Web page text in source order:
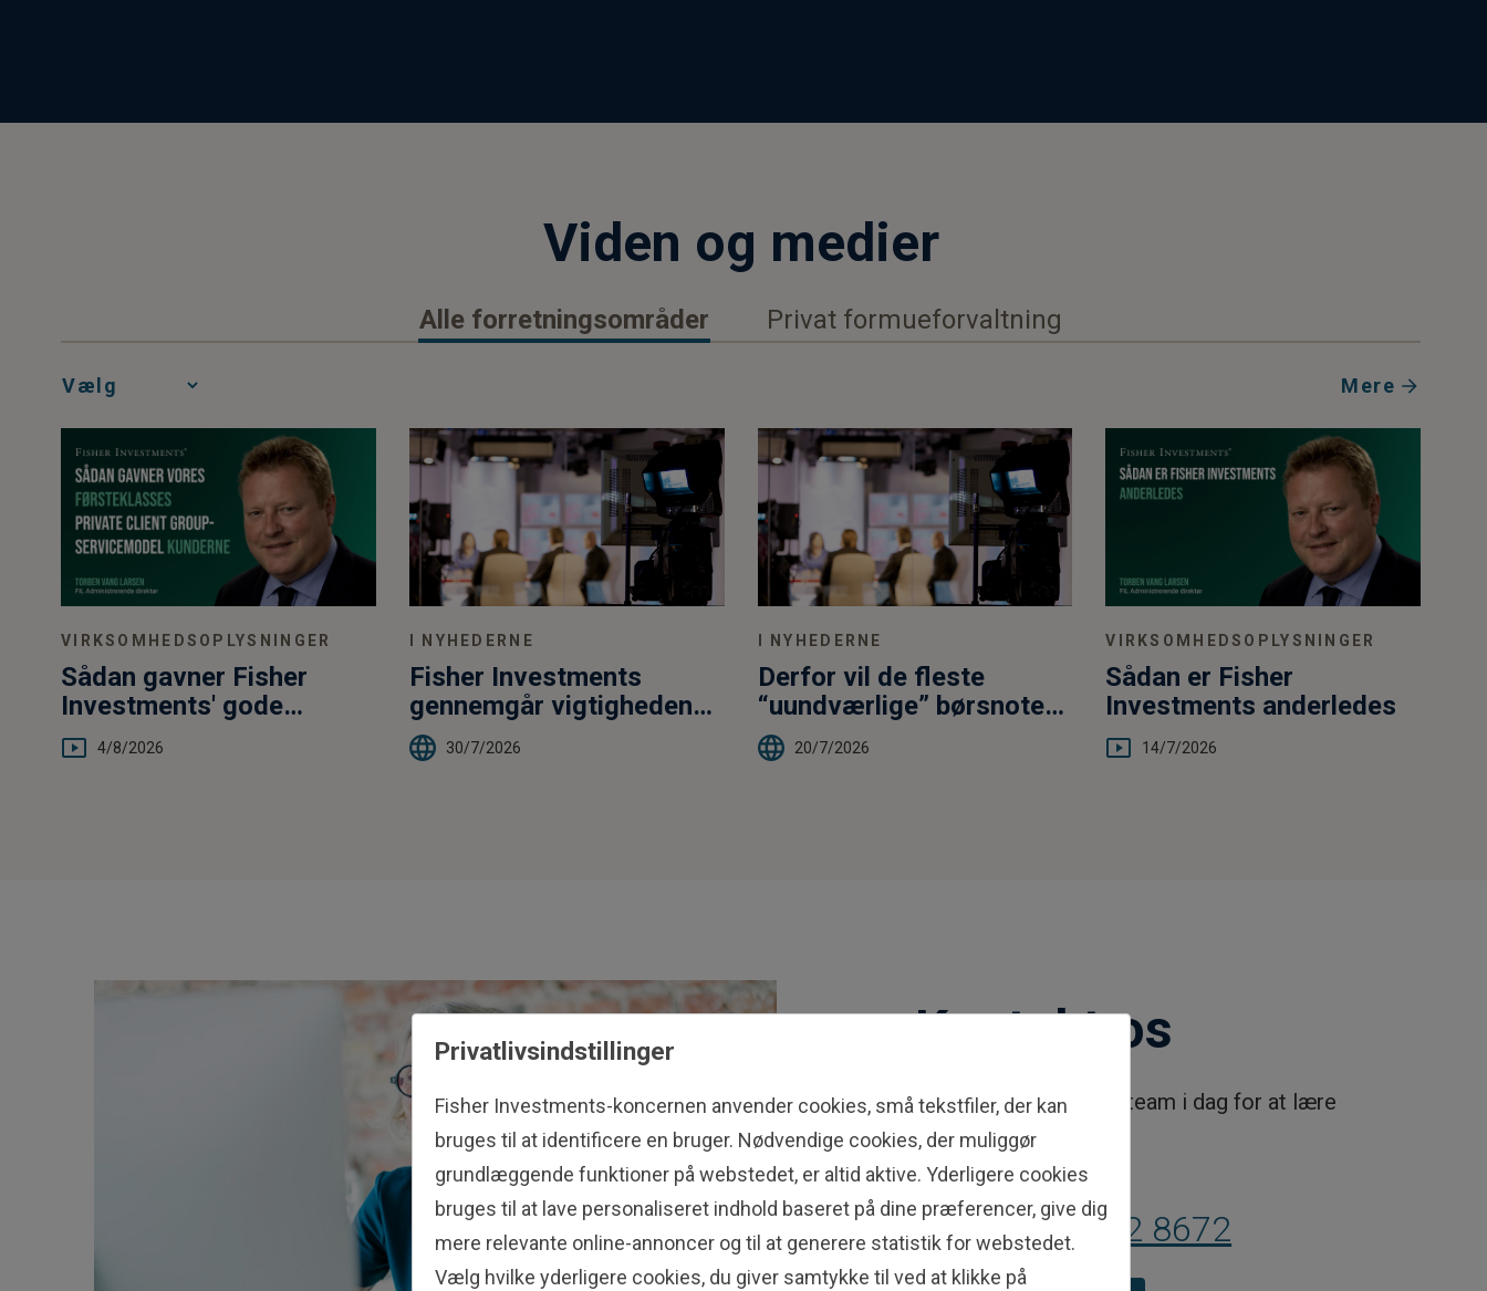
Viden og medier
Alle forretningsområder Privat formueforvaltning
Media
Choice
Mere
VIRKSOMHEDSOPLYSNINGER
Sådan gavner Fisher
Investments' gode
service og hyppige
kontakt dig
4/8/2026
I NYHEDERNE
Fisher Investments
gennemgår vigtigheden
af investeringsmål
30/7/2026
I NYHEDERNE
Derfor vil de fleste
“uundvær­lige” børsno­te­
ringer skuffe
20/7/2026
VIRKSOMHEDSOPLYSNINGER
Sådan er Fisher
Investments anderledes
14/7/2026
Kontakt os
Ring til vores dygtige team i dag for at lære
mere.
Ring til os
+353 (0) 1 582 8672
Privatlivsindstillinger
Fisher Investments-koncernen anvender cookies, små tekstfiler, der kan
bruges til at identificere en bruger. Nødvendige cookies, der muliggør
grundlæggende funktioner på webstedet, er altid aktive. Yderligere cookies
bruges til at lave personaliseret indhold baseret på dine præferencer, give dig
mere relevante online-annoncer og til at generere statistik for webstedet.
Vælg hvilke yderligere cookies, du giver samtykke til ved at klikke på